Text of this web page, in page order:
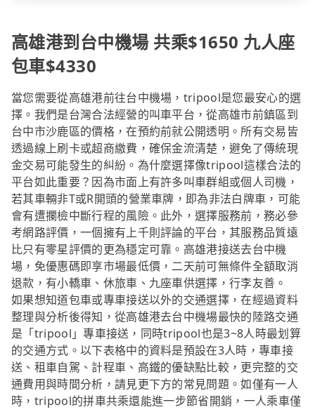
高雄港到台中機場 共乘$1650 九人座
包車$4330
當您需要從高雄港前往台中機場，tripool是您最安心的選
擇。我們是台灣合法經營的叫車平台，從高雄市前鎮區到
台中市沙鹿區的價格，在預約前就公開透明。所有交易皆
透過線上刷卡或超商繳費，確保金流清楚，避免了傳統現
金交易可能發生的糾紛。為什麼選擇像tripool這樣合法的
平台如此重要？因為市面上有許多叫車群組或個人司機，
若其車輛非T或R開頭的營業車牌，即為非法白牌車，可能
會有遭攔檢中斷行程的風險。此外，選擇服務前，務必參
考網路評價，一個擁有上千則評論的平台，其服務品質遠
比只有零星評價的更為穩定可靠。高雄港接送去台中機
場，免優惠碼即享市場最低價，二天前可無條件全額取消
退款，有小轎車、休旅車、九座車供選擇，行李友善。
如果想知道包車或專車接送以外的交通選擇，在經過資料
整理與分析後得知，從高雄港去台中機場最快的陸路交通
是「tripool」專車接送，同時tripool也是3~8人時最划算
的交通方式。以下表格中的資料是預設在3人時，專車接
送、租車自駕、計程車、高鐵的優缺點比較，更完整的交
通費用與時間分析，請見更下方的常見問題。如僅有一人
時，tripool的拼車共乘還能進一步節省開銷，一人乘車僅